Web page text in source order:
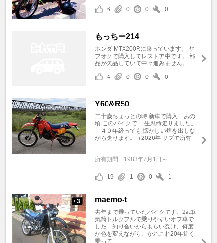
6
0 0 0
もっちー214
ホンダ MTX200Rに乗っています。 ヤ
フオクで購入してレストア中です。 部
品が欠品していて中々進みません。
4
0 0 0
Y60&R50
二十歳ちょっとの時 新車で購入 あの
頃 このバイクで 一生懸命走りました。
４０年経っても 懐かしい煙を出しな
がら走ります。（2026年 サブで所有
...
所有期間 1983年7月1日～
19 1 0 1
+ 3 maemo-t
去年まで乗っていたバイクです、2st単
気筒トルクフルで乗りやすいオフ車で
した、知り合いからもらい受け、何度
か色を変えながら、かれこれ20年近く
乗って ...